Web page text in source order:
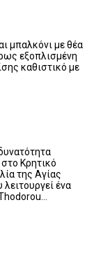
μπαλκόνι με θέα
εξοπλισμένη
καθιστικό με
Κρητικό
της Αγίας
ένα